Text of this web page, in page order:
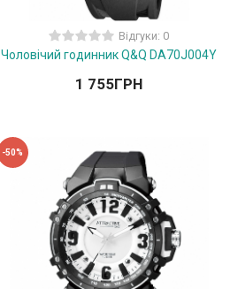
Відгуки: 0
Чоловічий годинник Q&Q DA70J004Y
1 755ГРН
-50%